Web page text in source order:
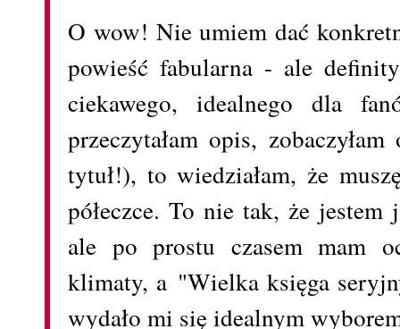
O wow! Nie umiem dać
powieść fabularna - ale
ciekawego, idealnego dla
przeczytałam opis,
tytuł!), to wiedziałam, że
półeczce. To nie tak, że
ale po prostu czasem mam
klimaty, a "Wielka księga
wydało mi się idealnym